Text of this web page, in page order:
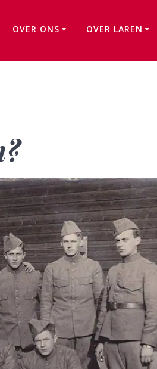
OVER ONS OVER LAREN